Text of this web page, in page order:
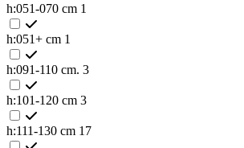
h:051-070 cm 1
h:051+ cm 1
h:091-110 cm. 3
h:101-120 cm 3
h:111-130 cm 17